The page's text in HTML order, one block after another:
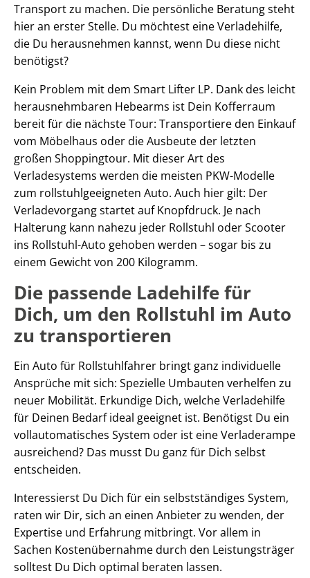
Transport zu machen. Die persönliche Beratung steht
hier an erster Stelle. Du möchtest eine Verladehilfe,
die Du herausnehmen kannst, wenn Du diese nicht
benötigst?
Kein Problem mit dem Smart Lifter LP. Dank des leicht
herausnehmbaren Hebearms ist Dein Kofferraum
bereit für die nächste Tour: Transportiere den Einkauf
vom Möbelhaus oder die Ausbeute der letzten
großen Shoppingtour. Mit dieser Art des
Verladesystems werden die meisten PKW-Modelle
zum rollstuhlgeeigneten Auto. Auch hier gilt: Der
Verladevorgang startet auf Knopfdruck. Je nach
Halterung kann nahezu jeder Rollstuhl oder Scooter
ins Rollstuhl-Auto gehoben werden – sogar bis zu
einem Gewicht von 200 Kilogramm.
Die passende Ladehilfe für
Dich, um den Rollstuhl im Auto
zu transportieren
Ein Auto für Rollstuhlfahrer bringt ganz individuelle
Ansprüche mit sich: Spezielle Umbauten verhelfen zu
neuer Mobilität. Erkundige Dich, welche Verladehilfe
für Deinen Bedarf ideal geeignet ist. Benötigst Du ein
vollautomatisches System oder ist eine Verladerampe
ausreichend? Das musst Du ganz für Dich selbst
entscheiden.
Interessierst Du Dich für ein selbstständiges System,
raten wir Dir, sich an einen Anbieter zu wenden, der
Expertise und Erfahrung mitbringt. Vor allem in
Sachen Kostenübernahme durch den Leistungsträger
solltest Du Dich optimal beraten lassen.